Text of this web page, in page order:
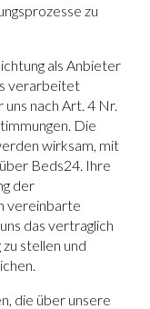
zu
als Anbieter
verarbeitet
nach Art. 4 Nr.
Die
wirksam, mit
Beds24. Ihre
der
vereinbarte
das vertraglich
stellen und
die über unsere